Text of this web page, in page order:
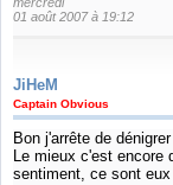
01 août 2007 à 19:12
JiHeM
Captain Obvious
Bon j'arrête de
Le mieux c'est encore
sentiment, ce sont